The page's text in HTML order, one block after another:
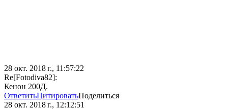
28 окт. 2018 г., 11:57:22
Re[Fotodiva82]:
Кенон 200Д.
ОтветитьЦитироватьПоделиться
28 окт. 2018 г., 12:12:51